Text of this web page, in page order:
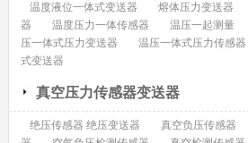
温度液位一体式变送器 熔体压力变送器
器
温度压力一体传感器 温压一起测量
压一体式压力变送器
温压一体式压力传感器
式变送器
真空压力传感器变送器
绝压传感器 绝压变送器 真空负压传感器